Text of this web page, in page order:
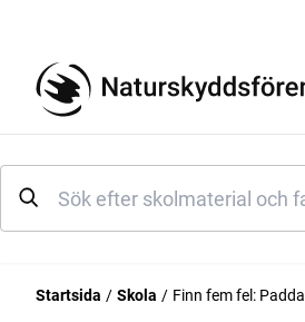
Startsida Skola Finn fem fel: Padda